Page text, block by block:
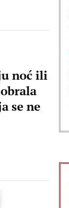
noć ili
se ne